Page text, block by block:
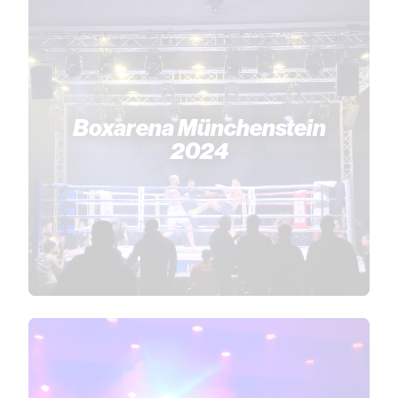
Boxarena Münchenstein
2024